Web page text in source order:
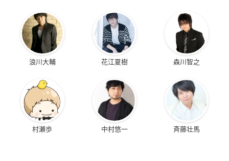
浪川大輔 花江夏樹 森川智之
村瀬歩 中村悠一 斉藤壮馬